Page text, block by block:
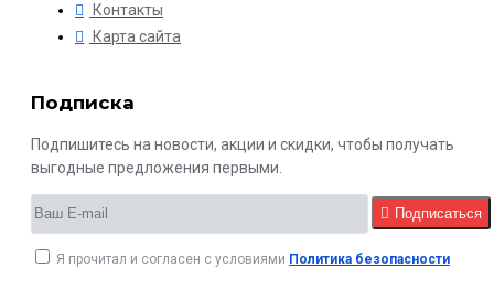
Контакты
Карта сайта
Подписка
Подпишитесь на новости, акции и скидки, чтобы получать
выгодные предложения первыми.
Подписаться
Я прочитал и согласен с условиями Политика безопасности